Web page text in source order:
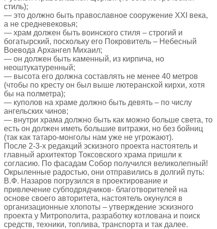
стиль);
— это должно быть православное сооружение XXI века,
а не средневековья;
— храм должен быть воинского стиля – строгий и
богатырский, поскольку его Покровитель – Небесный
Воевода Архангел Михаил;
— он должен быть каменный, из кирпича, но
неоштукатуренный;
— высота его должна составлять не менее 40 метров
(чтобы по кресту он был выше лютеранской кирхи, хотя
бы на полметра);
— куполов на храме должно быть девять – по числу
ангельских чинов;
— внутри храма должно быть как можно больше света, то
есть он должен иметь большие витражи, но без бойниц
(так как татаро-монголы нам уже не угрожают).
После 2-3-х редакций эскизного проекта настоятель и
главный архитектор Токсовского храма пришли к
согласию. По фасадам Собор получился великолепный!
Окрыленные радостью, они отправились в долгий путь:
В.Ф. Назаров погрузился в проектирование и
привлечение субподрядчиков- благотворителей на
основе своего авторитета, настоятель окунулся в
организационные хлопоты – утверждение эскизного
проекта у Митрополита, разработку котлована и поиск
средств, техники, топлива, транспорта и так далее.